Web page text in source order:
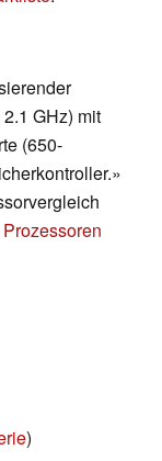
GHz) mit
(650-
Prozessoren
)